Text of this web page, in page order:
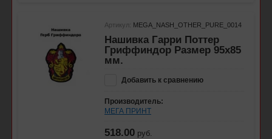
Артикул: MEGA_NASH_OTHER_PURE_0014
Нашивка Гарри Поттер
Гриффиндор Размер 95x85
мм.
Добавить к сравнению
Производитель:
МЕГА ПРИНТ
518.00 руб.